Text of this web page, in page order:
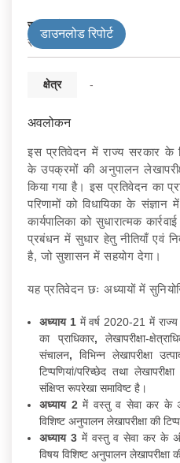
सरकार के प्रकार
राज्य
डाउनलोड रिपोर्ट
क्षेत्र -
अवलोकन
इस प्रतिवेदन में राज्य सरकार के
के उपक्रमों की अनुपालन
किया गया है। इस प्रतिवेदन का
परिणामों को विधायिका के संज्ञान
कार्यपालिका को सुधारात्मक
प्रबंधन में सुधार हेतु नीतियाँ एवं
है, जो सुशासन में सहयोग देगा।
यह प्रतिवेदन छः अध्यायों में
अध्याय 1में वर्ष 2020-21 में राज्य
का प्राधिकार, लेखापरीक्षा-
संचालन, विभिन्न लेखापरीक्षा
टिप्पणियां/परिच्छेद तथा
संक्षिप्त रूपरेखा समाविष्ट है।
अध्याय 2 में वस्तु व सेवा कर के
विशिष्ट अनुपालन लेखापरीक्षा की
अध्याय 3में वस्तु व सेवा कर के
विषय विशिष्ट अनुपालन लेखापरीक्षा